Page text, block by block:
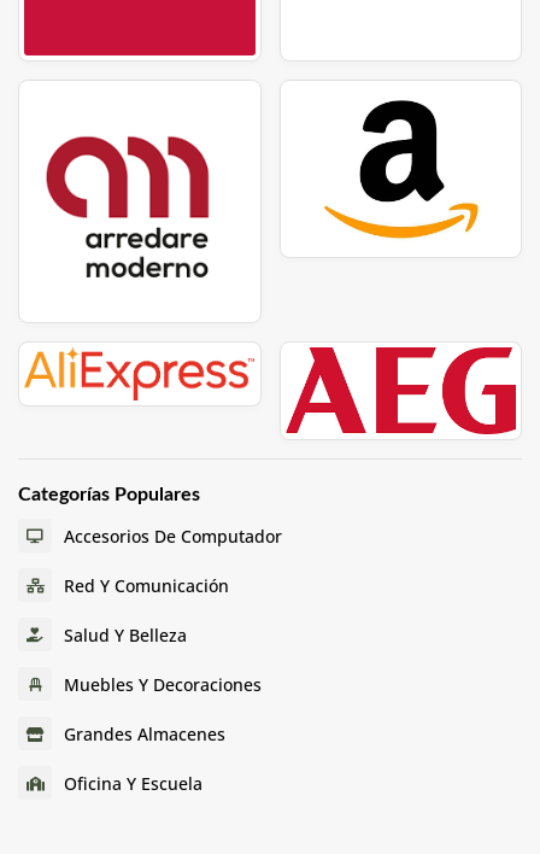
Categorías Populares
Accesorios De Computador
Red Y Comunicación
Salud Y Belleza
Muebles Y Decoraciones
Grandes Almacenes
Oficina Y Escuela